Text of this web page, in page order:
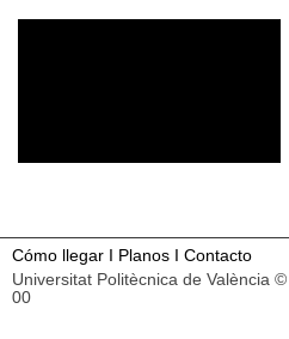
Cómo llegar I Planos I Contacto
Universitat Politècnica de València
00